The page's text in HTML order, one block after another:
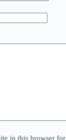
in this browser